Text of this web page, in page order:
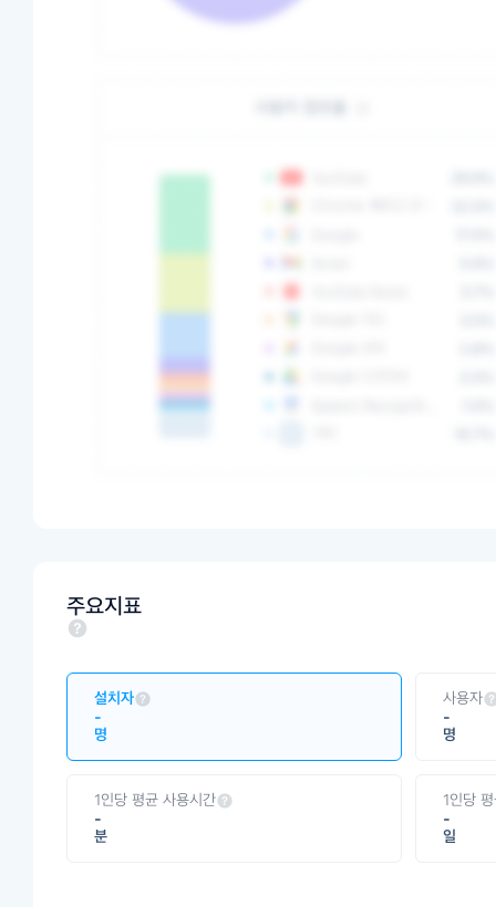
주요지표
설치자
-
명
사용자
-
명
1인당 평균 사용시간
-
분
1인당
-
일